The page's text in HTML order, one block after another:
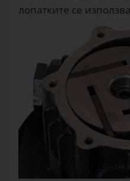
лопатките се